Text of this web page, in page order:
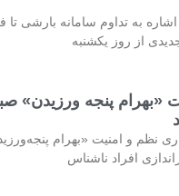
به تداوم سامانه بارشی تا
از روز یکشنبه
«بهرام پنجه ورزیدن»
نظم و امنیت «بهرام